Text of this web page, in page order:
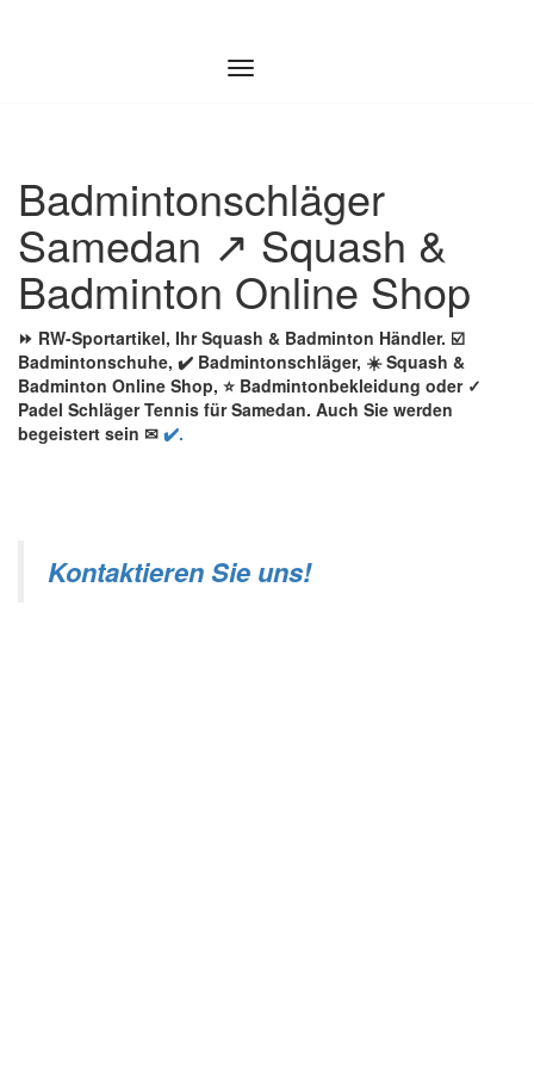
Badmintonschläger
Samedan ↗️ Squash &
Badminton Online Shop
⏩ RW-Sportartikel, Ihr Squash & Badminton Händler. ☑️
Badmintonschuhe, ✔️ Badmintonschläger, ☀️ Squash &
Badminton Online Shop, ⭐ Badmintonbekleidung oder ✓
Padel Schläger Tennis für Samedan. Auch Sie werden
begeistert sein ✉ ✔️.
Kontaktieren Sie uns!